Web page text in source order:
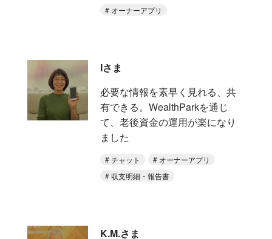
オーナーアプリ
Iさま
必要な情報を素早く見れる、共
有できる。WealthParkを通じ
て、老後資金の運用が楽になり
ました
チャット
オーナーアプリ
収支明細・報告書
K.M.さま